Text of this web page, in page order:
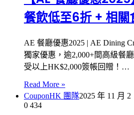
餐飲低至6折 + 相關
AE 餐廳優惠2025 | AE Dining
獨家優惠，逾2,000+間高級餐
受以上HK$2,000簽帳回贈！…
Read More »
CouponHK 團隊2025 年 11 月 2
0 434